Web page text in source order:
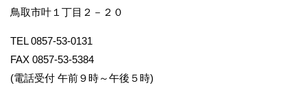
鳥取市叶１丁目２－２０
TEL 0857-53-0131
FAX 0857-53-5384
(電話受付 午前９時～午後５時)